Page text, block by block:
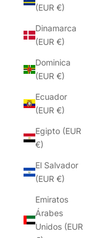
(EUR €)
Dinamarca
(EUR €)
Dominica
(EUR €)
Ecuador
(EUR €)
Egipto (EUR
€)
El Salvador
(EUR €)
Emiratos
Árabes
Unidos (EUR